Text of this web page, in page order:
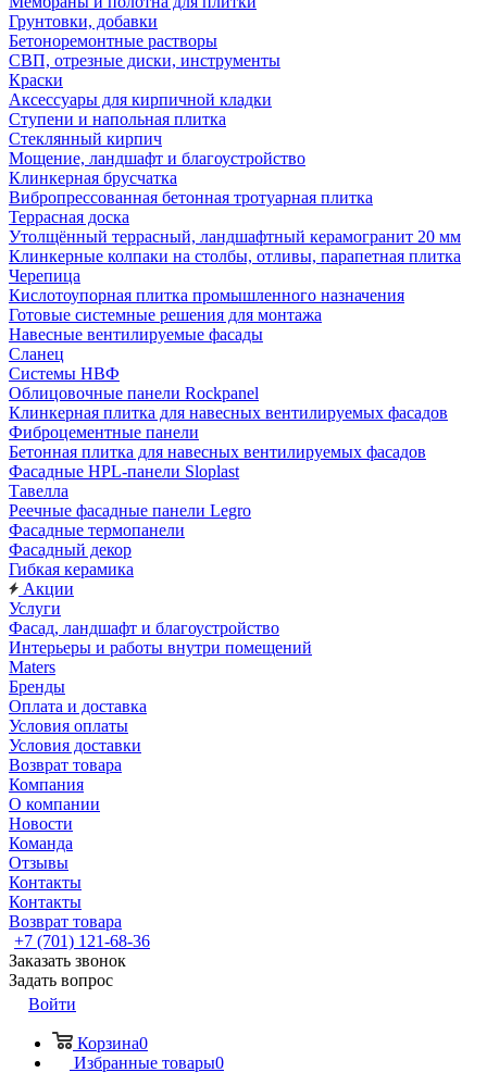
Грунтовки, добавки
Бетоноремонтные растворы
СВП, отрезные диски, инструменты
Краски
Аксессуары для кирпичной кладки
Ступени и напольная плитка
Cтеклянный кирпич
Мощение, ландшафт и благоустройство
Клинкерная брусчатка
Вибропрессованная бетонная тротуарная плитка
Террасная доска
Утолщённый террасный, ландшафтный керамогранит 20 мм
Клинкерные колпаки на столбы, отливы, парапетная плитка
Черепица
Кислотоупорная плитка промышленного назначения
Готовые системные решения для монтажа
Навесные вентилируемые фасады
Сланец
Системы НВФ
Облицовочные панели Rockpanel
Клинкерная плитка для навесных вентилируемых фасадов
Фиброцементные панели
Бетонная плитка для навесных вентилируемых фасадов
Фасадные HPL-панели Sloplast
Тавелла
Реечные фасадные панели Legro
Фасадные термопанели
Фасадный декор
Гибкая керамика
Акции
Услуги
Фасад, ландшафт и благоустройство
Интерьеры и работы внутри помещений
Maters
Бренды
Оплата и доставка
Условия оплаты
Условия доставки
Возврат товара
Компания
О компании
Новости
Команда
Отзывы
Контакты
Контакты
Возврат товара
+7 (701) 121-68-36
Заказать звонок
Задать вопрос
Войти
Корзина0
Избранные товары0